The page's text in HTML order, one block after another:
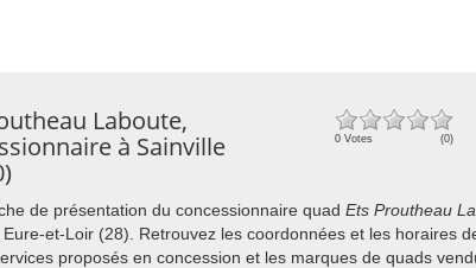
Laboute,
à Sainville
0 Votes (0)
de présentation du concessionnaire quad Ets Proutheau
Eure-et-Loir (28). Retrouvez les coordonnées et les horaires
proposés en concession et les marques de quads